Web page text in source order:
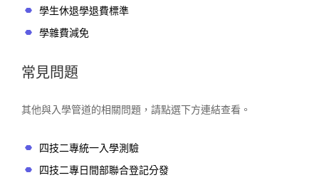
學生休退學退費標準
學雜費減免
常見問題
其他與入學管道的相關問題，請點選下方連結查看。
四技二專統一入學測驗
四技二專日間部聯合登記分發